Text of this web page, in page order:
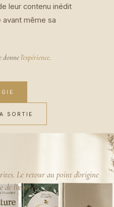
leur contenu inédit
avant même sa
donne l'expérience.
SORTIE
Le retour au point d'origine
de l'œuvre.